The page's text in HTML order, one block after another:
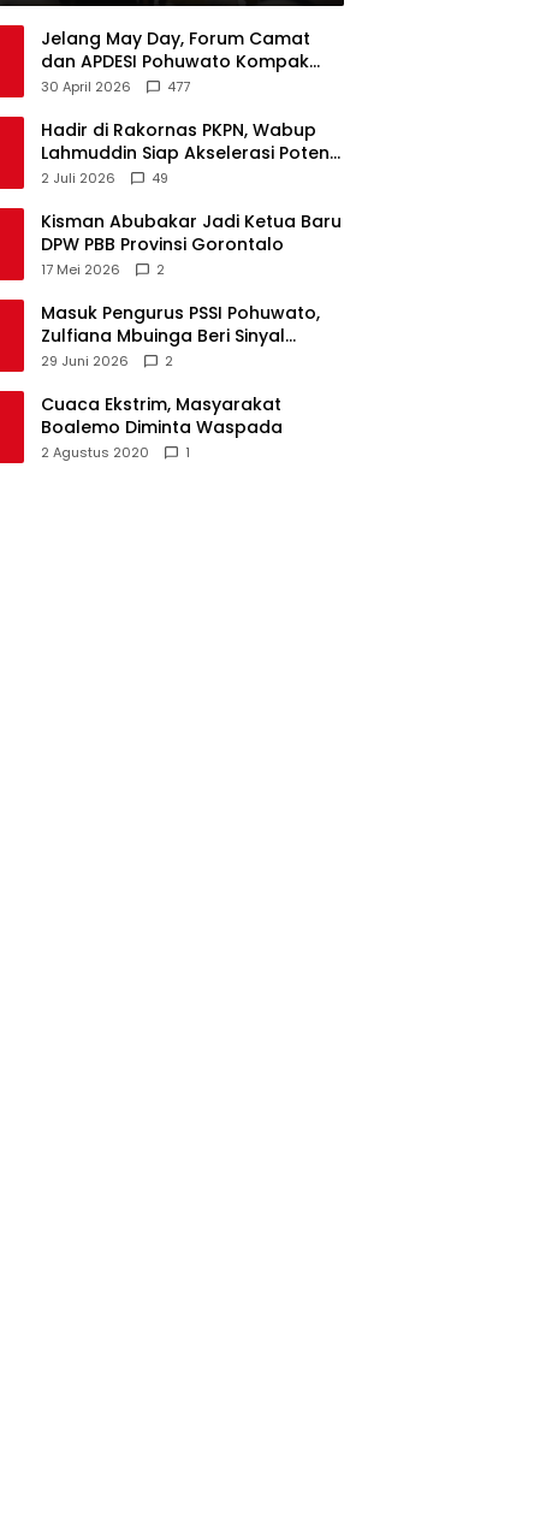
Jelang May Day, Forum Camat
dan APDESI Pohuwato Kompak
Minta Aksi BARA API Ditunda
30 April 2026 477
Hadir di Rakornas PKPN, Wabup
Lahmuddin Siap Akselerasi Potensi
Maritim Boalemo
2 Juli 2026 49
Kisman Abubakar Jadi Ketua Baru
DPW PBB Provinsi Gorontalo
17 Mei 2026 2
Masuk Pengurus PSSI Pohuwato,
Zulfiana Mbuinga Beri Sinyal
Dampingi Nasir di Arena Politik ?
29 Juni 2026 2
Cuaca Ekstrim, Masyarakat
Boalemo Diminta Waspada
2 Agustus 2020 1